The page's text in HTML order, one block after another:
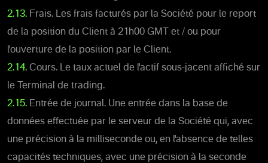
2.13. Frais. Les frais facturés par la Société pour le report
de la position du Client à 21h00 GMT et / ou pour
l'ouverture de la position par le Client.
2.14. Cours. Le taux actuel de l'actif sous-jacent affiché sur
le Terminal de trading.
2.15. Entrée de journal. Une entrée dans la base de
données effectuée par le serveur de la Société qui, avec
une précision à la milliseconde ou, en l'absence de telles
capacités techniques, avec une précision à la seconde